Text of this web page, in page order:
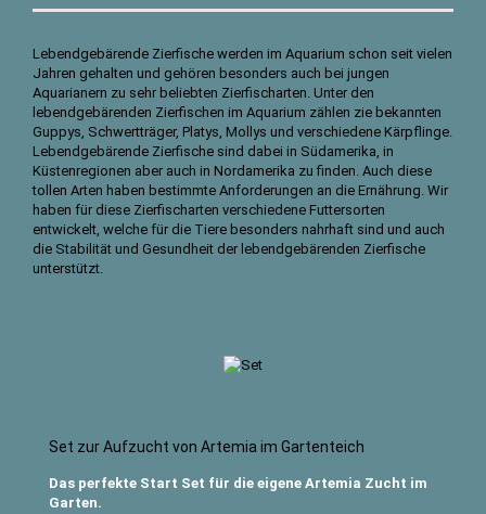
Lebendgebärende Zierfische werden im Aquarium schon seit vielen
Jahren gehalten und gehören besonders auch bei jungen
Aquarianern zu sehr beliebten Zierfischarten. Unter den
lebendgebärenden Zierfischen im Aquarium zählen zie bekannten
Guppys, Schwertträger, Platys, Mollys und verschiedene Kärpflinge.
Lebendgebärende Zierfische sind dabei in Südamerika, in
Küstenregionen aber auch in Nordamerika zu finden. Auch diese
tollen Arten haben bestimmte Anforderungen an die Ernährung. Wir
haben für diese Zierfischarten verschiedene Futtersorten
entwickelt, welche für die Tiere besonders nahrhaft sind und auch
die Stabilität und Gesundheit der lebendgebärenden Zierfische
unterstützt.
Set zur Aufzucht von Artemia im Gartenteich
Das perfekte Start Set für die eigene Artemia Zucht im
Garten.